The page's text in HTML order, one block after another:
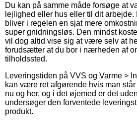
Du kan på samme måde forsøge at
lejlighed eller hus eller til dit arbejde.
bliver i regelen en sjat mere
super gnidningsløs. Den mindst
vil dog altid vise sig at være selv at
forudsætter at du bor i nærheden af
tilholdssted.
Leveringstiden på VVS og Varme >
kan være ret afgørende hvis man
nu og her, og i det øjemed er det
undersøger den forventede
produkt.